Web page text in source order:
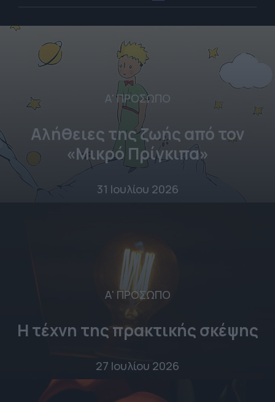
Α' ΠΡΟΣΩΠΟ
Αλήθειες της ζωής από τον
«Μικρό Πρίγκιπα»
31 Ιουλίου 2026
Α' ΠΡΟΣΩΠΟ
Η τέχνη της πρακτικής σκέψης
27 Ιουλίου 2026